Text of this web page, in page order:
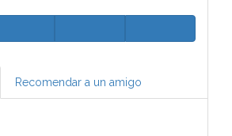
Recomendar a un amigo